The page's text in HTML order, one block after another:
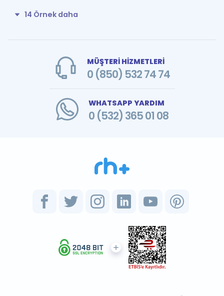
14 Örnek daha
MÜŞTERİ HİZMETLERİ
0 (850) 532 74 74
WHATSAPP YARDIM
0 (532) 365 01 08